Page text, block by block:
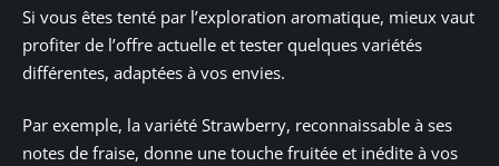
Si vous êtes tenté par l’exploration aromatique, mieux vaut
profiter de l’offre actuelle et tester quelques variétés
différentes, adaptées à vos envies.
Par exemple, la variété Strawberry, reconnaissable à ses
notes de fraise, donne une touche fruitée et inédite à vos